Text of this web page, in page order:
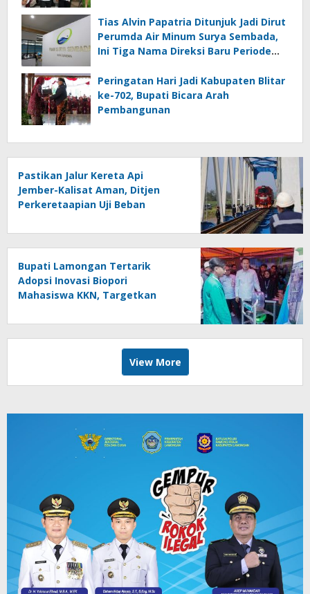
Tias Alvin Papatria Ditunjuk Jadi Dirut
Perumda Air Minum Surya Sembada,
Ini Tiga Nama Direksi Baru Periode
Peringatan Hari Jadi Kabupaten Blitar
ke-702, Bupati Bicara Arah
Pembangunan
Pastikan Jalur Kereta Api
Jember-Kalisat Aman, Ditjen
Perkeretaapian Uji Beban
Bupati Lamongan Tertarik
Adopsi Inovasi Biopori
Mahasiswa KKN, Targetkan
View More